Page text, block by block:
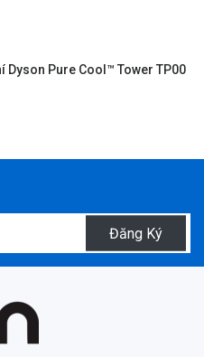
Dyson Pure Cool™ Tower TP00
Đăng Ký